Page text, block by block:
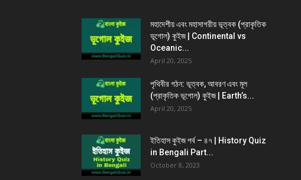
মহাদেশীয় এবং মহাসাগরীয় ভূত্বক (প্রাকৃতিক
ভূগোল) কুইজ | Continental vs
Oceanic...
April 20, 2025
পৃথিবীর গঠন: ভূত্বক, আবরণ এবং মূল
(প্রাকৃতিক ভূগোল) কুইজ | Earth’s...
April 20, 2025
ইতিহাস কুইজ পর্ব – ৪৭ | History Quiz
in Bengali Part...
October 8, 2023